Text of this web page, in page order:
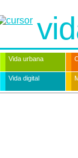
Vida urbana
Vida digital